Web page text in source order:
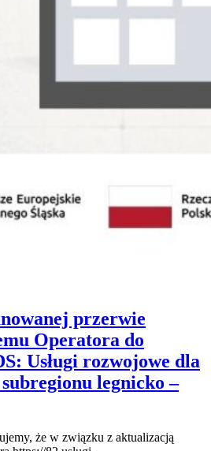
przerwie
Operatora do
Usługi rozwojowe dla
subregionu legnicko –
że w związku z aktualizacją